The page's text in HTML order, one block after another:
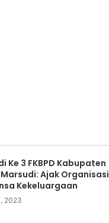
Ke 3 FKBPD Kabupaten
Ajak Organisasi
Kekeluargaan
2023